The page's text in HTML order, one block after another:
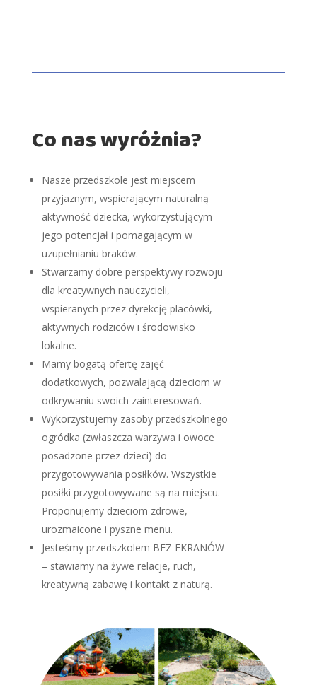
Co nas wyróżnia?
Nasze przedszkole jest miejscem
przyjaznym, wspierającym naturalną
aktywność dziecka, wykorzystującym
jego potencjał i pomagającym w
uzupełnianiu braków.
Stwarzamy dobre perspektywy rozwoju
dla kreatywnych nauczycieli,
wspieranych przez dyrekcję placówki,
aktywnych rodziców i środowisko
lokalne.
Mamy bogatą ofertę zajęć
dodatkowych, pozwalającą dzieciom w
odkrywaniu swoich zainteresowań.
Wykorzystujemy zasoby przedszkolnego
ogródka (zwłaszcza warzywa i owoce
posadzone przez dzieci) do
przygotowywania posiłków. Wszystkie
posiłki przygotowywane są na miejscu.
Proponujemy dzieciom zdrowe,
urozmaicone i pyszne menu.
Jesteśmy przedszkolem BEZ EKRANÓW
– stawiamy na żywe relacje, ruch,
kreatywną zabawę i kontakt z naturą.